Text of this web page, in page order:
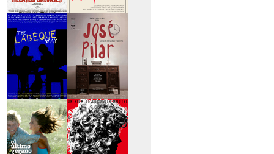
>Relatos Salvajes
>Con la pata
quebrada
>The Labèque Way >José y Pilar